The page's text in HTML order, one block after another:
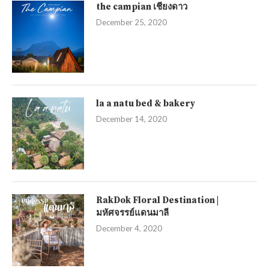
the campian เชียงดาว
December 25, 2020
la a natu bed & bakery
December 14, 2020
RakDok Floral Destination |
มหัศจรรย์แดนมาลี
December 4, 2020